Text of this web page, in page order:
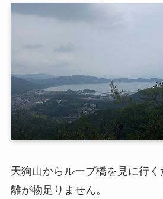
天狗山からループ橋を見に行
離が物足りません。